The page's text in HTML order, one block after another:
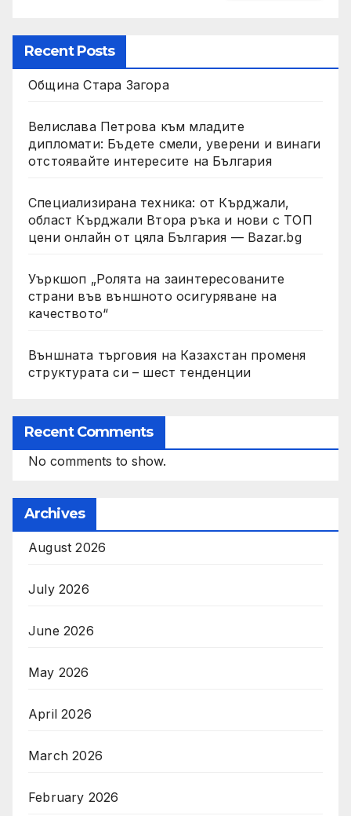
Recent Posts
Община Стара Загора
Велислава Петрова към младите
дипломати: Бъдете смели, уверени и винаги
отстоявайте интересите на България
Специализирана техника: от Кърджали,
област Кърджали Втора ръка и нови с ТОП
цени онлайн от цяла България — Bazar.bg
Уъркшоп „Ролята на заинтересованите
страни във външното осигуряване на
качеството“
Външната търговия на Казахстан променя
структурата си – шест тенденции
Recent Comments
No comments to show.
Archives
August 2026
July 2026
June 2026
May 2026
April 2026
March 2026
February 2026